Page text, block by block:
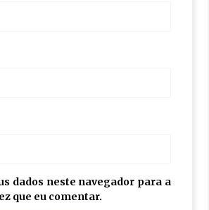
dados neste navegador para a
que eu comentar.